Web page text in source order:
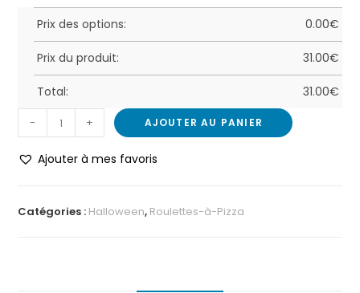
Prix des options: 0.00€
Prix du produit: 31.00€
Total: 31.00€
- + AJOUTER AU PANIER
Ajouter à mes favoris
Catégories : Halloween, Roulettes-à-Pizza